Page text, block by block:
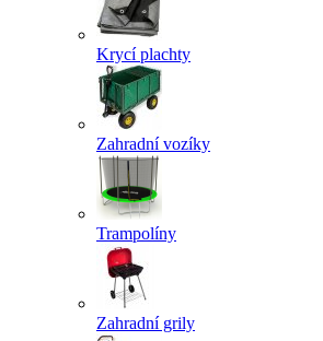
Krycí plachty
Zahradní vozíky
Trampolíny
Zahradní grily